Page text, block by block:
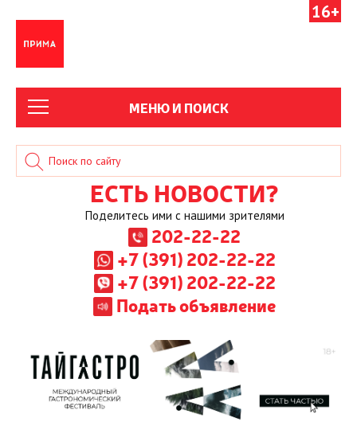
16+
МЕНЮ И ПОИСК
ЕСТЬ НОВОСТИ?
Поделитесь ими с нашими зрителями
202-22-22
+7 (391) 202-22-22
+7 (391) 202-22-22
Подать объявление